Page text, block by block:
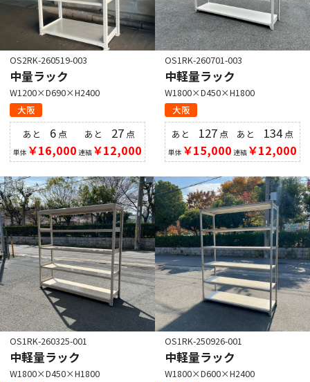
OS2RK-260519-003
中量ラック
W1200×D690×H2400
大阪
あと 6 点
単体 ￥16,000
あと 27 点
連結￥12,000
OS1RK-260701-003
中軽量ラック
W1800×D450×H1800
大阪
あと 127 点
単体 ￥15,000
あと 134点
連結￥12,000
OS1RK-260325-001
中軽量ラック
W1800×D450×H1800
OS1RK-250926-001
中軽量ラック
W1800×D600×H2400